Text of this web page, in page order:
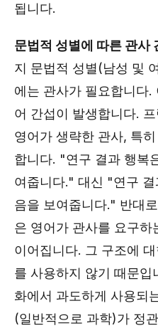
됩니다.
문법적 성별에 따른 관사
지 문법적 성별(남성 및
에는 관사가 필요합니다.
어 간섭이 발생합니다.
영어가 생략한 관사, 특
합니다. "연구 결과 행복
여줍니다." 대신 "연구
음을 보여줍니다." 반대
은 영어가 관사를 요구하
이어집니다. 그 구조에
를 사용하지 않기 때문
화에서 과도하게 사용되
(일반적으로 과학)가 정